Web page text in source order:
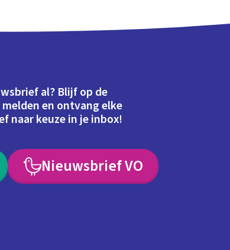
al? Blijf op de
en ontvang elke
naar keuze in je inbox!
Nieuwsbrief VO